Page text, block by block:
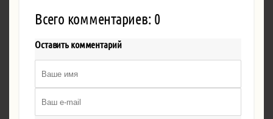
Всего комментариев: 0
Оставить комментарий